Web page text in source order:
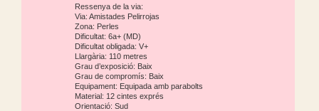
Ressenya de la via:
Via: Amistades Pelirrojas
Zona: Perles
Dificultat: 6a+ (MD)
Dificultat obligada: V+
Llargària: 110 metres
Grau d’exposició: Baix
Grau de compromís: Baix
Equipament: Equipada amb parabolts
Material: 12 cintes exprés
Orientació: Sud